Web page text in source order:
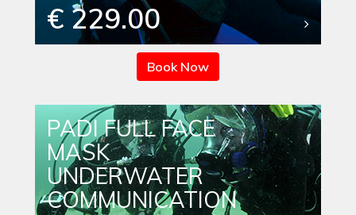
€ 229.00
Book Now
PADI FULL FACE
MASK
UNDERWATER
COMMUNICATION